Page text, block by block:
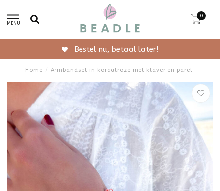
MENU
0
Gratis verzending vanaf 50,-
Home / Armbandset in koraalroze met klaver en parel